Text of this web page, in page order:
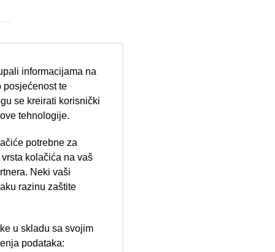
102, Resnik
informacijama na
posjećenost te
se kreirati korisnički
tehnologije.
potrebne za
kolačića na vaš
Neki vaši
razinu zaštite
u skladu sa svojim
podataka: